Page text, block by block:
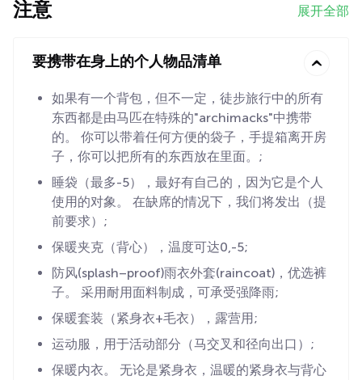
注意 展开全部
要携带在身上的个人物品清单
如果有一个背包，但不一定，徒步旅行中的所有
东西都是由马匹在特殊的"archimacks"中携带
的。 你可以带着任何方便的袋子，手提箱离开房
子，你可以把所有的东西放在里面。;
睡袋（最多-5），最好有自己的，因为它是个人
使用的对象。 在缺席的情况下，我们将发出（提
前要求）;
保暖夹克（背心），温度可达0,-5;
防风(splash–proof)雨衣外套(raincoat)，优选裤
子。 采用耐用面料制成，可承受强降雨;
保暖套装（紧身衣+毛衣），露营用;
运动服，用于活动部分（马交叉和径向出口）;
保暖内衣。 无论是紧身衣，温暖的紧身衣与背心